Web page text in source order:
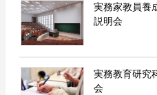
実務家教員養
説明会
実務教育研
会